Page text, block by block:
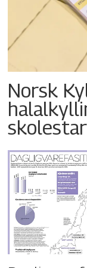
Norsk